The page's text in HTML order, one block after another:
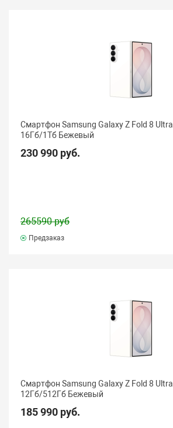
Смартфон Samsung Galaxy Z Fold 8 Ultra
16Гб/1Tб Бежевый
230 990 руб.
265590 руб
Предзаказ
Смартфон Samsung Galaxy Z Fold 8 Ultra
12Гб/512Гб Бежевый
185 990 руб.